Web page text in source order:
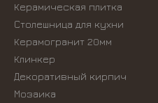
Керамическая плитка
Столешница для кухни
Керамогранит 20мм
Клинкер
Декоративный кирпич
Мозаика